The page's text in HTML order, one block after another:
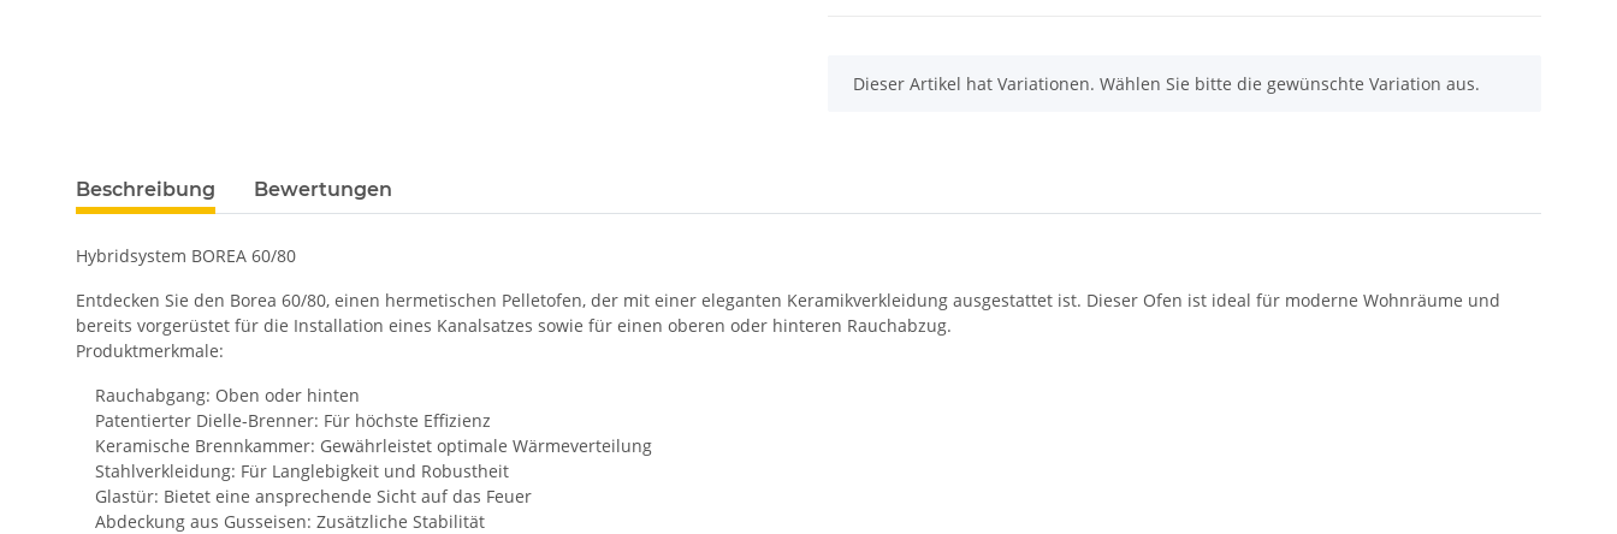
x
Dieser Artikel hat Variationen. Wählen Sie bitte die gewünschte Variation aus.
Beschreibung Bewertungen
Hybridsystem BOREA 60/80
Entdecken Sie den Borea 60/80, einen hermetischen Pelletofen, der mit einer eleganten Keramikverkleidung ausgestattet ist. Dieser Ofen ist ideal für moderne Wohnräume und
bereits vorgerüstet für die Installation eines Kanalsatzes sowie für einen oberen oder hinteren Rauchabzug.
Produktmerkmale:
Rauchabgang: Oben oder hinten
Patentierter Dielle-Brenner: Für höchste Effizienz
Keramische Brennkammer: Gewährleistet optimale Wärmeverteilung
Stahlverkleidung: Für Langlebigkeit und Robustheit
Glastür: Bietet eine ansprechende Sicht auf das Feuer
Abdeckung aus Gusseisen: Zusätzliche Stabilität